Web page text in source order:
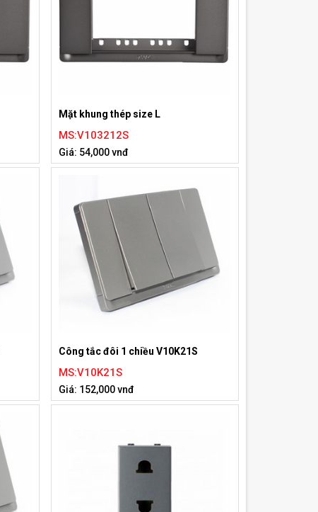
Mặt khung thép size L
MS:V103212S
Giá: 54,000 vnđ
Công tắc đôi 1 chiều V10K21S
MS:V10K21S
Giá: 152,000 vnđ